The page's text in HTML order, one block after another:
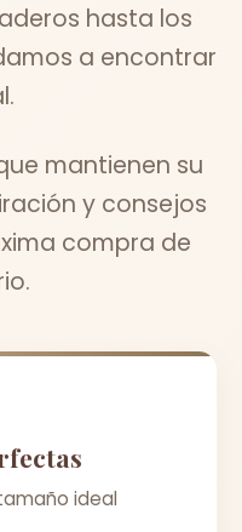
hasta los
a encontrar
mantienen su
y consejos
compra de
ideal